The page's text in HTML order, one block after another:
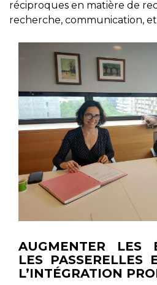
réciproques en matière de
recherche, communication,
AUGMENTER LES
LES PASSERELLES
L’INTÉGRATION